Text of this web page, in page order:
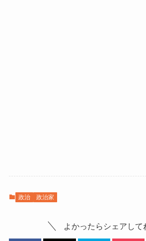
政治 政治家
よかったらシェアして